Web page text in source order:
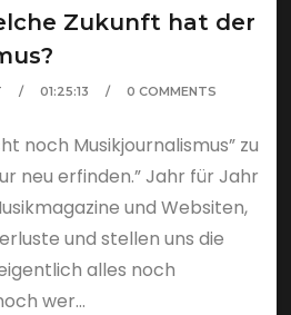
Zukunft hat der
01:25:13 0 COMMENTS
noch Musikjournalismus” zu
neu erfinden.” Jahr für Jahr
und Websiten,
und stellen uns die
alles noch
wer...